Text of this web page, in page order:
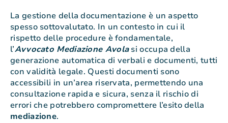
La gestione della documentazione è un aspetto
spesso sottovalutato. In un contesto in cui il
rispetto delle procedure è fondamentale,
l’Avvocato Mediazione Avolasi occupa della
generazione automatica di verbali e documenti, tutti
con validità legale. Questi documenti sono
accessibili in un’area riservata, permettendo una
consultazione rapida e sicura, senza il rischio di
errori che potrebbero compromettere l’esito della
mediazione.